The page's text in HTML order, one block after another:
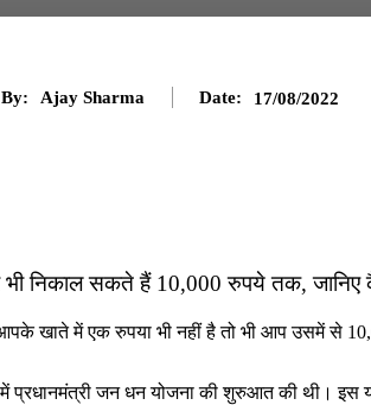
By: Ajay Sharma Date: 17/08/2022
भी निकाल सकते हैं 10,000 रुपये तक,
खाते में एक रुपया भी नहीं है तो भी आप उसमें से
प्रधानमंत्री जन धन योजना की शुरुआत की थी। इस